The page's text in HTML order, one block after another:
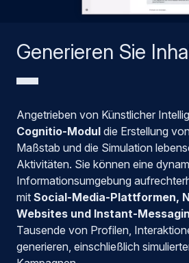
Generieren Sie
Angetrieben von Künstlicher
Cognitio-Modul die Erstellung
Maßstab und die Simulation
Aktivitäten. Sie können eine
Informationsumgebung
mit Social-Media-Plattformen,
Websites und Instant-
Tausende von Profilen,
generieren, einschließlich